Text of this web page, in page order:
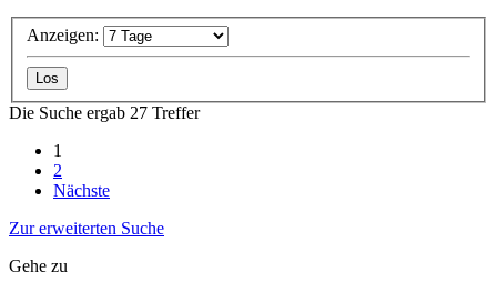
Anzeigen:
Die Suche ergab 27 Treffer
1
2
Nächste
Zur erweiterten Suche
Gehe zu